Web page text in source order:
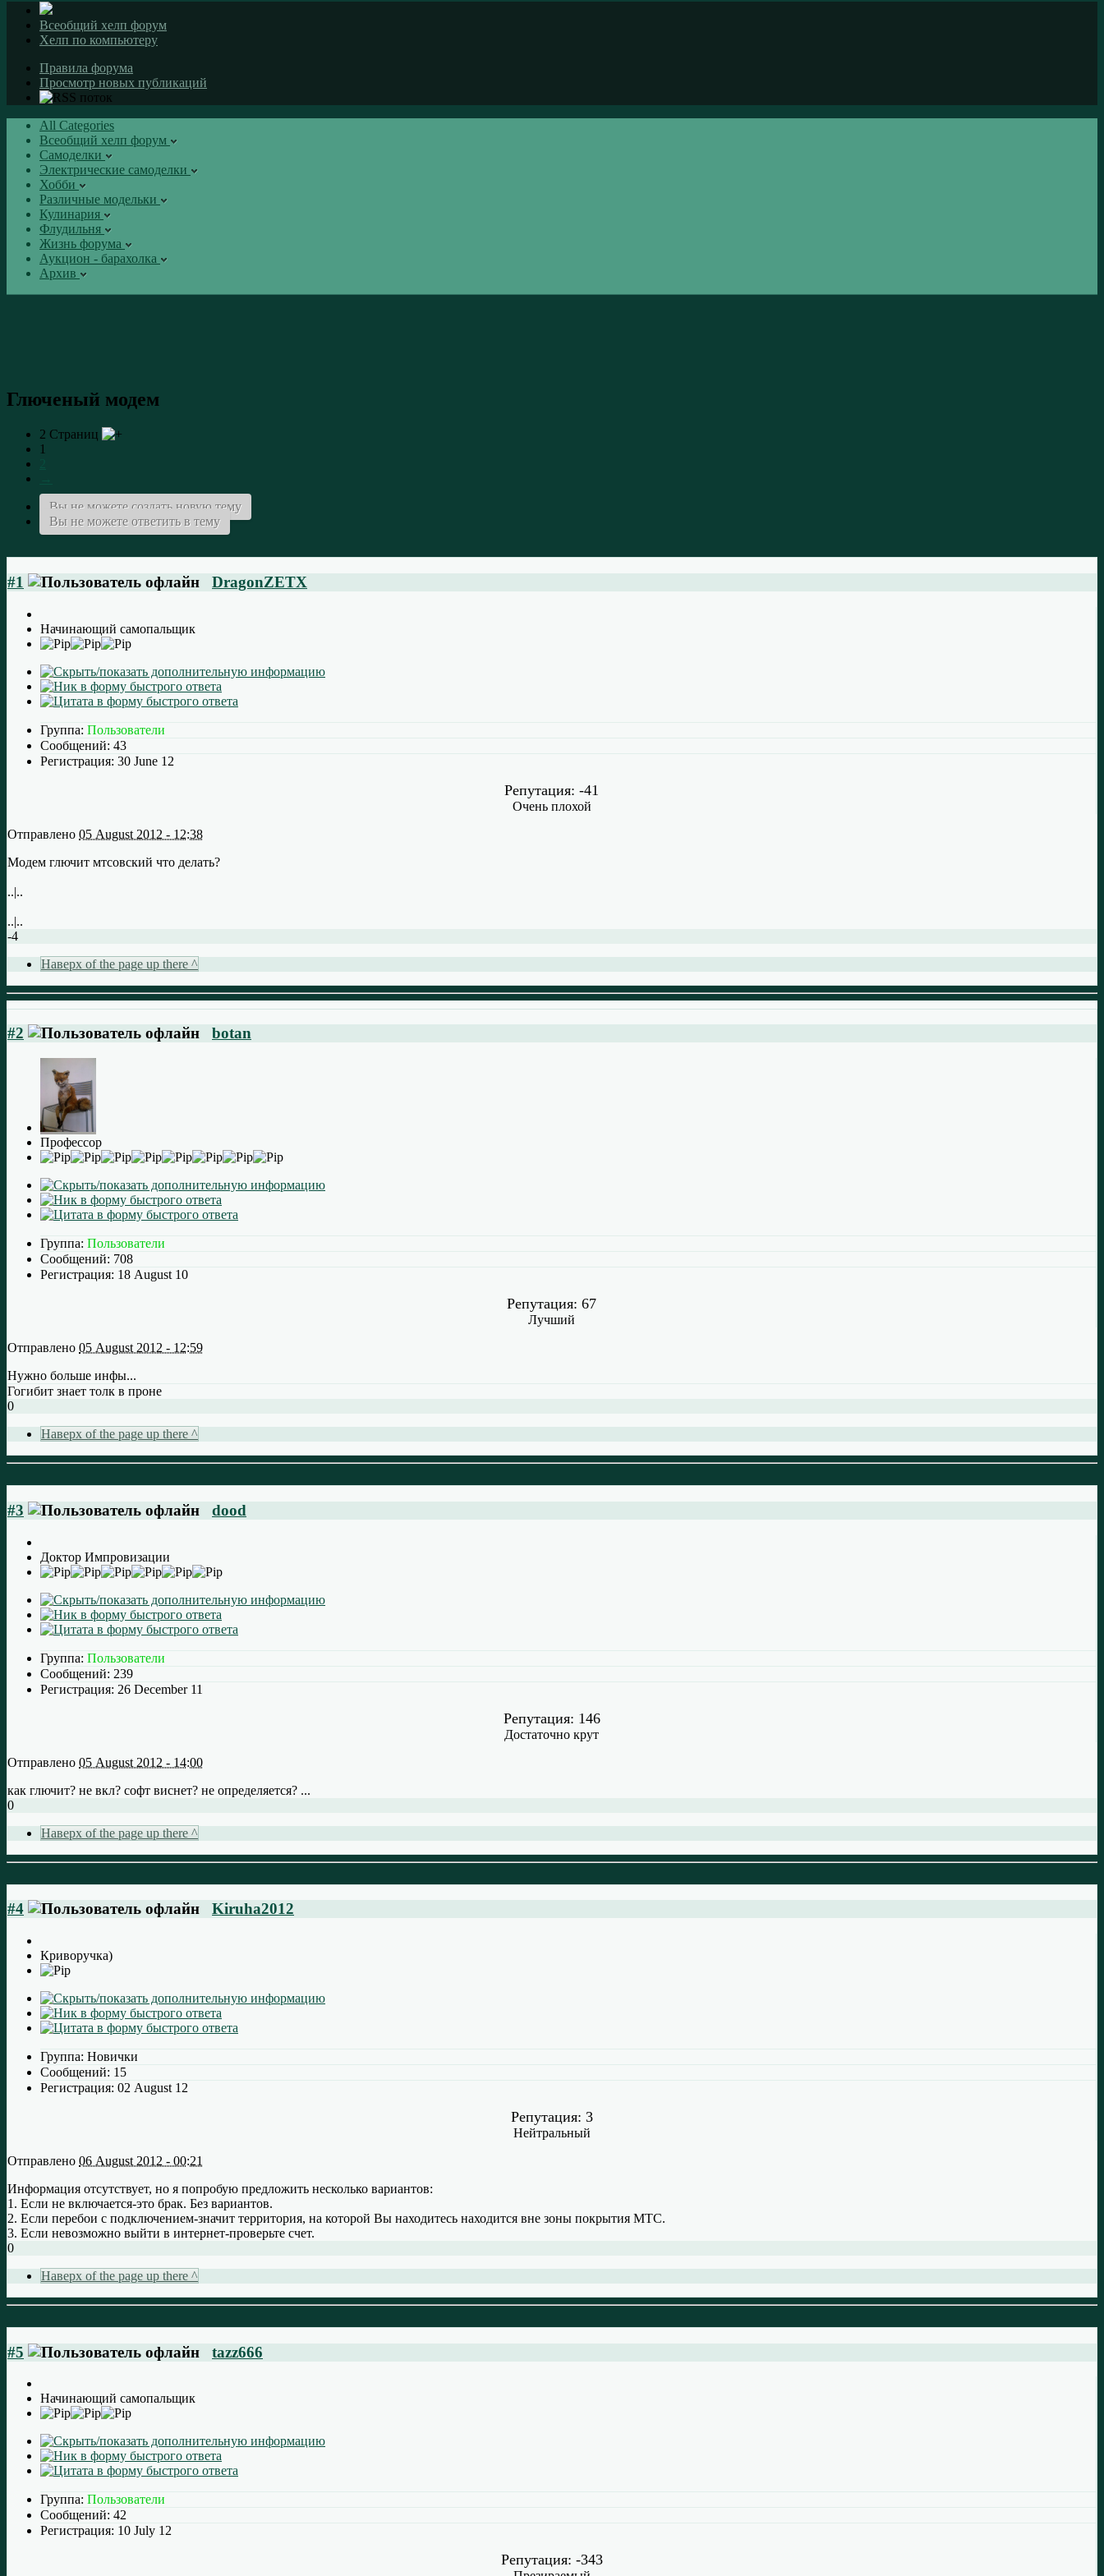
Всеобщий хелп форум
Хелп по компьютеру
Правила форума
Просмотр новых публикаций
All Categories
Всеобщий хелп форум
Самоделки
Электрические самоделки
Хобби
Различные модельки
Кулинария
Флудильня
Жизнь форума
Аукцион - барахолка
Архив
Глюченый модем
2 Страниц
1
Вы не можете создать новую тему
Вы не можете ответить в тему
#1 DragonZETX
Начинающий самопальщик
Группа: Пользователи
Сообщений: 43
Регистрация: 30 June 12
Репутация: -41
Очень плохой
Отправлено 05 August 2012 - 12:38
Модем глючит мтсовский что делать?
..|..
..|..
-4
Наверх of the page up there ^
#2 botan
Профессор
Группа: Пользователи
Сообщений: 708
Регистрация: 18 August 10
Репутация: 67
Лучший
Отправлено 05 August 2012 - 12:59
Нужно больше инфы...
Гогибит знает толк в проне
0
Наверх of the page up there ^
#3 dood
Доктор Импровизации
Группа: Пользователи
Сообщений: 239
Регистрация: 26 December 11
Репутация: 146
Достаточно крут
Отправлено 05 August 2012 - 14:00
как глючит? не вкл? софт виснет? не определяется? ...
0
Наверх of the page up there ^
#4 Kiruha2012
Криворучка)
Группа: Новички
Сообщений: 15
Регистрация: 02 August 12
Репутация: 3
Нейтральный
Отправлено 06 August 2012 - 00:21
Информация отсутствует, но я попробую предложить несколько вариантов:
1. Если не включается-это брак. Без вариантов.
2. Если перебои с подключением-значит территория, на которой Вы находитесь находится вне зоны покрытия МТС.
3. Если невозможно выйти в интернет-проверьте счет.
0
Наверх of the page up there ^
#5 tazz666
Начинающий самопальщик
Группа: Пользователи
Сообщений: 42
Регистрация: 10 July 12
Репутация: -343